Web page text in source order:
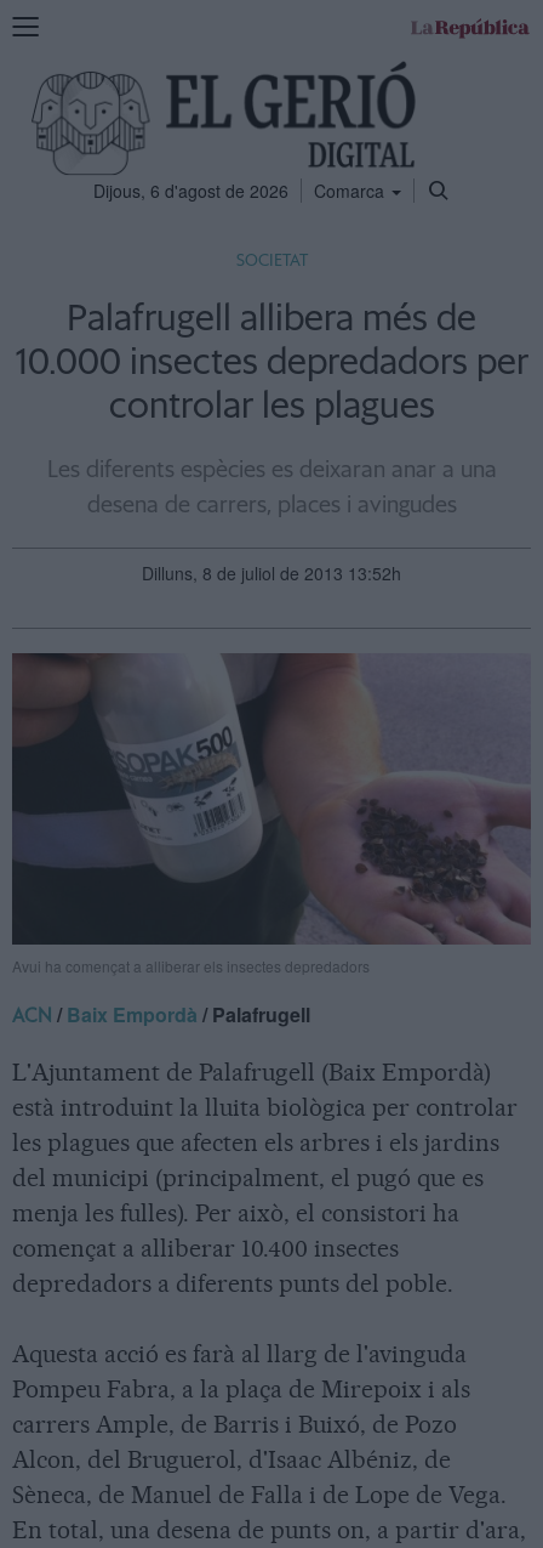
Mostra
navegació
Dijous, 6 d'agost de 2026 Comarca
SOCIETAT
Palafrugell allibera més de
10.000 insectes depredadors per
controlar les plagues
Les diferents espècies es deixaran anar a una
desena de carrers, places i avingudes
Dilluns, 8 de juliol de 2013 13:52h
Avui ha començat a alliberar els insectes depredadors
ACN /Baix Empordà / Palafrugell
L'Ajuntament de Palafrugell (Baix Empordà)
està introduint la lluita biològica per controlar
les plagues que afecten els arbres i els jardins
del municipi (principalment, el pugó que es
menja les fulles). Per això, el consistori ha
començat a alliberar 10.400 insectes
depredadors a diferents punts del poble.
Aquesta acció es farà al llarg de l'avinguda
Pompeu Fabra, a la plaça de Mirepoix i als
carrers Ample, de Barris i Buixó, de Pozo
Alcon, del Bruguerol, d'Isaac Albéniz, de
Sèneca, de Manuel de Falla i de Lope de Vega.
En total, una desena de punts on, a partir d'ara,